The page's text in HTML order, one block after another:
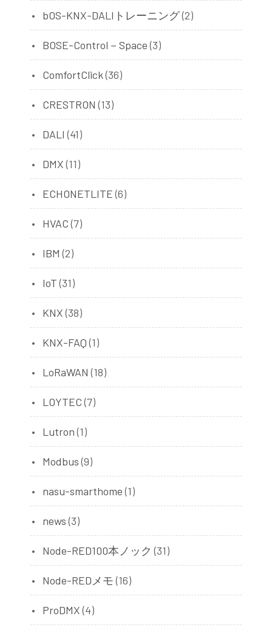
bOS-KNX-DALIトレーニング(2)
BOSE-Control－Space(3)
ComfortClick(36)
CRESTRON (13)
DALI (41)
DMX(11)
ECHONETLITE(6)
HVAC(7)
IBM (2)
IoT(31)
KNX(38)
KNX-FAQ(1)
LoRaWAN (18)
LOYTEC(7)
Lutron(1)
Modbus(9)
nasu-smarthome(1)
news(3)
Node-RED100本ノック (31)
Node-REDメモ(16)
ProDMX(4)